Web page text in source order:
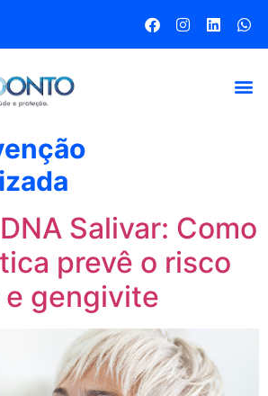
Salivar: Como
prevê o risco
gengivite